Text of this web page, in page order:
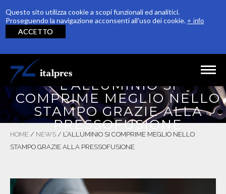
Questo sito utilizza cookie a scopi funzionali ed analitici.
Proseguendo la navigazione acconsenti all'uso dei cookie. + info
ACCETTO
Salta al contenuto principale
HOME
AZIENDA
PRODUZIONE
RICONOSCIMENTI
L’ALLUMINIO SI
COMPRIME MEGLIO NELLO
STAMPO GRAZIE ALLA
PRESSOFUSIONE
HOME / NEWS / L’ALLUMINIO SI COMPRIME MEGLIO NELLO
STAMPO GRAZIE ALLA PRESSOFUSIONE